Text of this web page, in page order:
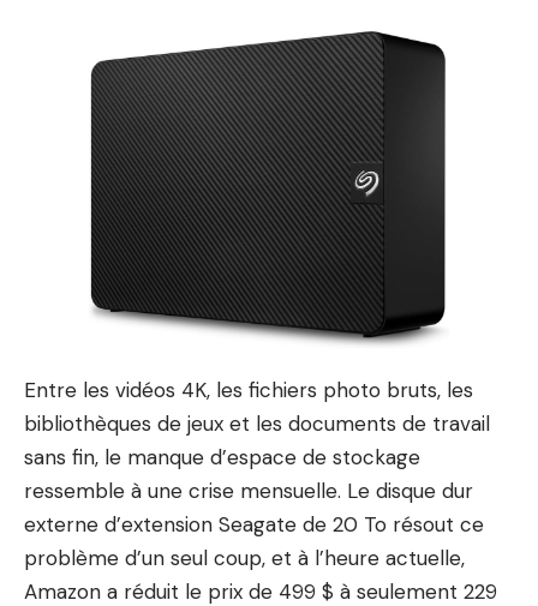
Entre les vidéos 4K, les fichiers photo bruts, les
bibliothèques de jeux et les documents de travail
sans fin, le manque d’espace de stockage
ressemble à une crise mensuelle. Le disque dur
externe d’extension Seagate de 20 To résout ce
problème d’un seul coup, et à l’heure actuelle,
Amazon a réduit le prix de 499 $ à seulement 229